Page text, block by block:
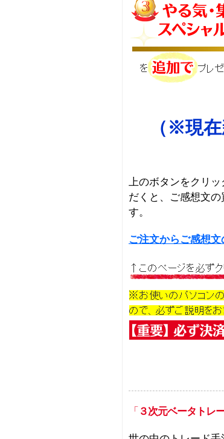
（※現
上のボタンをクリ
だくと、ご感想文
す。
ご注文からご感想
「 ３次元ベータトレ